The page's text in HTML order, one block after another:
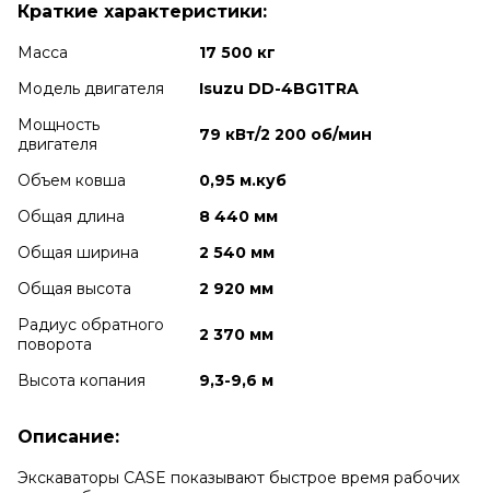
Краткие характеристики:
Масса
17 500 кг
Модель двигателя
Isuzu DD-4BG1TRA
Мощность
двигателя
79 кВт/2 200 об/мин
Объем ковша
0,95 м.куб
Общая длина
8 440 мм
Общая ширина
2 540 мм
Общая высота
2 920 мм
Радиус обратного
поворота
2 370 мм
Высота копания 9,3-9,6 м
Описание:
Экскаваторы CASE показывают быстрое время рабочих